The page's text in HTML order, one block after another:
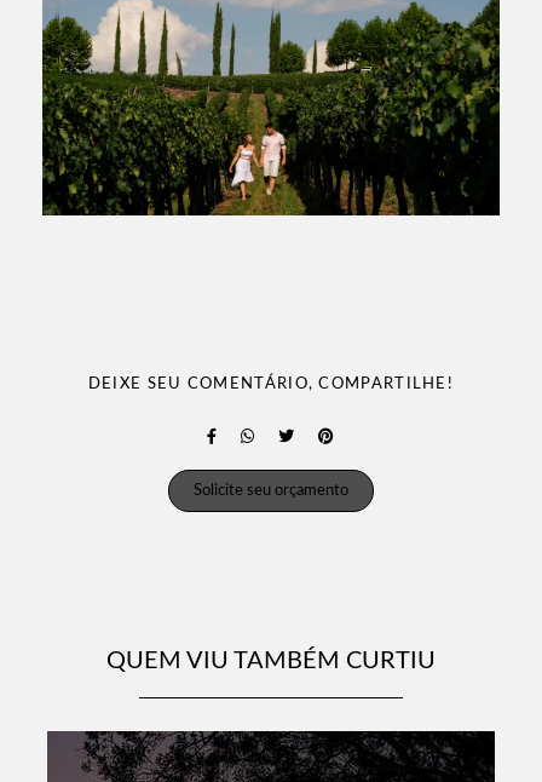
DEIXE SEU COMENTÁRIO, COMPARTILHE!
Solicite seu orçamento
QUEM VIU TAMBÉM CURTIU